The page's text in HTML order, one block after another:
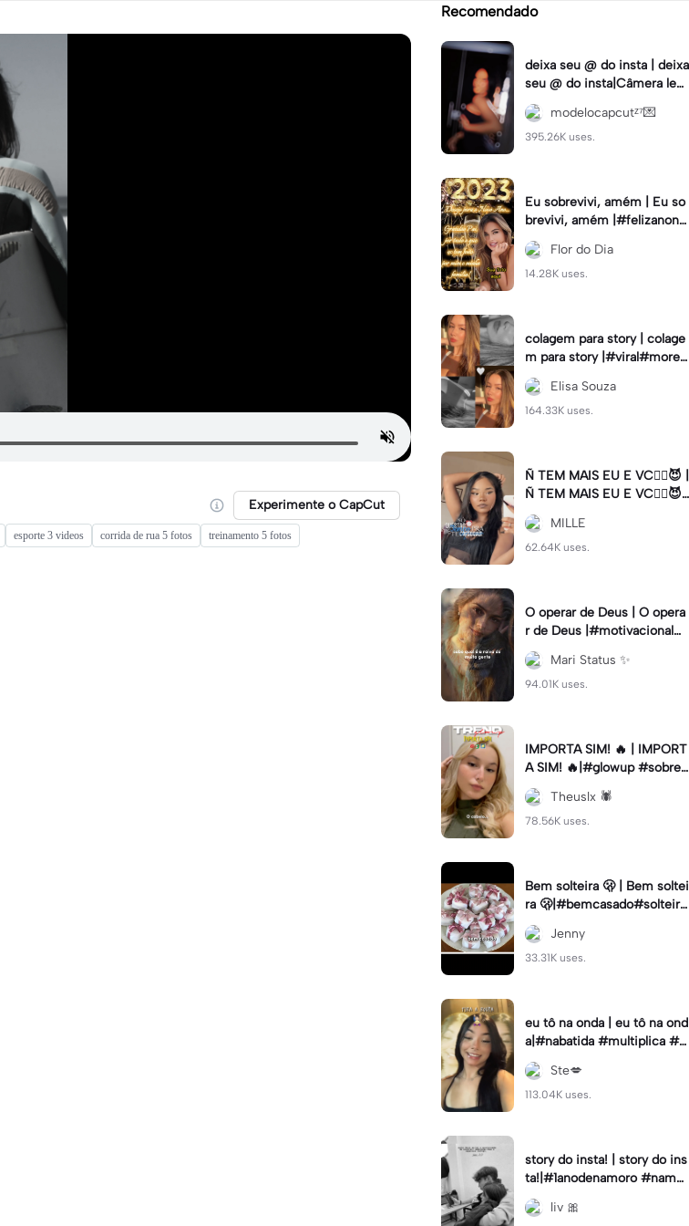
Experimente o CapCut
esporte 3 videos corrida de rua 5 fotos treinamento 5 fotos
Recomendado
deixa seu @ do insta | deixa
seu @ do insta|Câmera lent
a #fyp #viral #trend #fyp
ツ⁠
modelocapcutᶻ⁷💌
395.26K uses.
Eu sobrevivi, amém | Eu so
brevivi, amém |#felizanono
#feliz2023
Flor do Dia
14.28K uses.
colagem para story | colage
m para story |#viral#moren
a#instastory#colagemdefo
tos#instaElisa Souza
164.33K uses.
Ñ TEM MAIS EU E VC😮‍💨😈 |
Ñ TEM MAIS EU E VC😮‍💨😈|
#naotemmaiseuevc #letras
dinamica #slow
MILLE
62.64K uses.
O operar de Deus | O opera
r de Deus |#motivacional#
deus#cristao#fe#viral
Mari Status ✨️
94.01K uses.
IMPORTA SIM! 🔥 | IMPORT
A SIM! 🔥|#glowup #sobre
mim #viralcut #importasi
m ✨ Theuslx 🕷️
78.56K uses.
Bem solteira 🫢 | Bem soltei
ra 🫢|#bemcasado#solteira
#trendtiktok#i5#viral
Jenny
33.31K uses.
eu tô na onda | eu tô na ond
a|#nabatida #multiplica #e
feitos #efeitoscapcut #vira
lcut
Ste💋
113.04K uses.
story do insta! | story do ins
ta!|#1anodenamoro #namor
o #storynamorados
liv 🎀